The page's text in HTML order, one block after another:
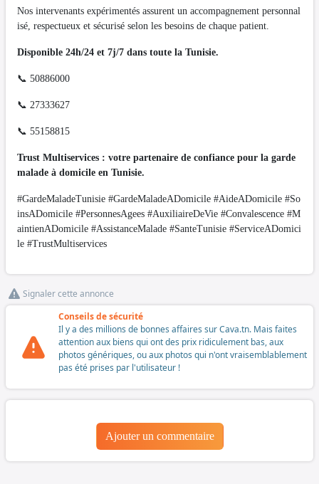
Nos intervenants expérimentés assurent un accompagnement personnal
isé, respectueux et sécurisé selon les besoins de chaque patient.
Disponible 24h/24 et 7j/7 dans toute la Tunisie.
📞 50886000
📞 27333627
📞 55158815
Trust Multiservices : votre partenaire de confiance pour la garde
malade à domicile en Tunisie.
#GardeMaladeTunisie #GardeMaladeADomicile #AideADomicile #So
insADomicile #PersonnesAgees #AuxiliaireDeVie #Convalescence #M
aintienADomicile #AssistanceMalade #SanteTunisie #ServiceADomici
le #TrustMultiservices
Signaler cette annonce
Conseils de sécurité
Il y a des millions de bonnes affaires sur Cava.tn. Mais faites
attention aux biens qui ont des prix ridiculement bas, aux
photos génériques, ou aux photos qui n'ont vraisemblablement
pas été prises par l'utilisateur !
Ajouter un commentaire